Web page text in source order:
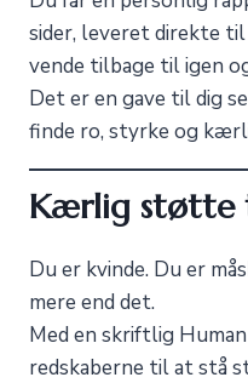
sider, leveret direkte til
vende tilbage til igen
Det er en gave til dig
finde ro, styrke og
Kærlig støtte
Du er kvinde. Du er
mere end det.
Med en skriftlig
redskaberne til at stå